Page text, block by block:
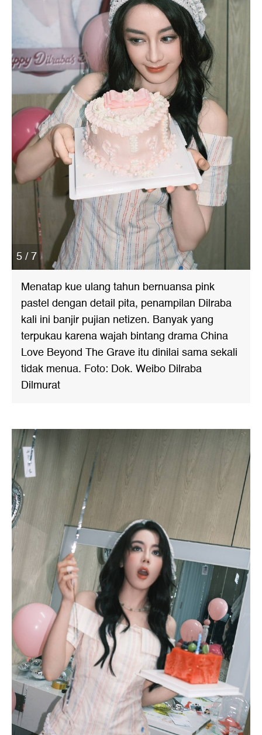
5 / 7
Menatap kue ulang tahun bernuansa pink
pastel dengan detail pita, penampilan Dilraba
kali ini banjir pujian netizen. Banyak yang
terpukau karena wajah bintang drama China
Love Beyond The Grave itu dinilai sama sekali
tidak menua. Foto: Dok. Weibo Dilraba
Dilmurat